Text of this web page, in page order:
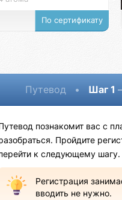
По сертификату
Путевод • Шаг 1
познакомит вас с
Пройдите
к следующему шагу.
Регистрация
вводить не нужно.